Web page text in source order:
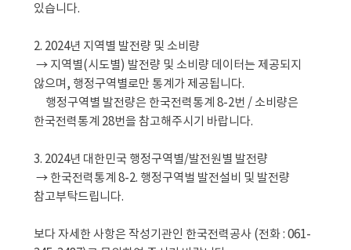
있습니다.
2. 2024년 지역별 발전량 및 소비량
→ 지역별(시도별) 발전량 및 소비량 데이터는 제공되지
않으며, 행정구역별로만 통계가 제공됩니다.
행정구역별 발전량은 한국전력통계 8-2번 / 소비량은
한국전력통계 28번을 참고해주시기 바랍니다.
3. 2024년 대한민국 행정구역별/발전원별 발전량
→ 한국전력통계 8-2. 행정구역벌 발전설비 및 발전량
참고부탁드립니다.
보다 자세한 사항은 작성기관인 한국전력공사 (전화 : 061-